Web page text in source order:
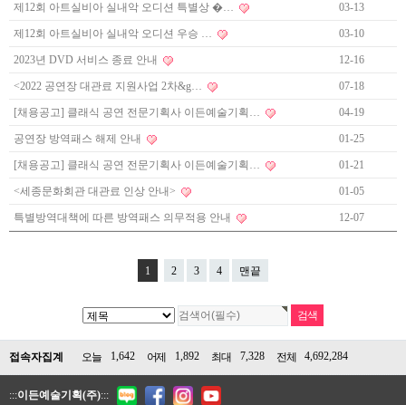
제12회 아트실비아 실내악 오디션 특별상 �… 03-13
제12회 아트실비아 실내악 오디션 우승 … 03-10
2023년 DVD 서비스 종료 안내 12-16
<2022 공연장 대관료 지원사업 2차&g… 07-18
[채용공고] 클래식 공연 전문기획사 이든예술기획… 04-19
공연장 방역패스 해제 안내 01-25
[채용공고] 클래식 공연 전문기획사 이든예술기획… 01-21
<세종문화회관 대관료 인상 안내> 01-05
특별방역대책에 따른 방역패스 의무적용 안내 12-07
1 2 3 4 맨끝
접속자집계 오늘 1,642 어제 1,892 최대 7,328 전체 4,692,284
:::이든예술기획(주):::